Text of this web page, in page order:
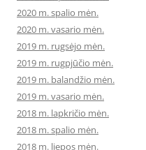
2020 m. spalio mėn.
2020 m. vasario mėn.
2019 m. rugsėjo mėn.
2019 m. rugpjūčio mėn.
2019 m. balandžio mėn.
2019 m. vasario mėn.
2018 m. lapkričio mėn.
2018 m. spalio mėn.
2018 m. liepos mėn.